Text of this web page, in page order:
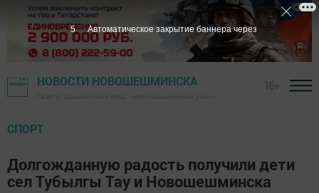
НОВОСТИ НОВОШЕШМИНСКА
СПОРТ
Долгожданную радость получили дети
сел Тубылгы Тау и Новошешминска
4 Автоматическое закрытие баннера через